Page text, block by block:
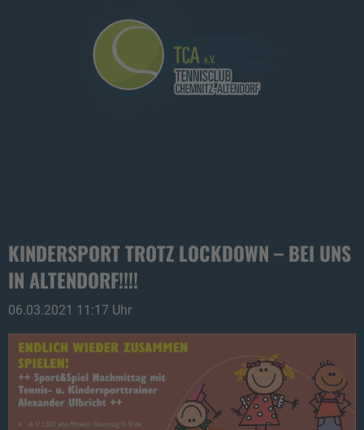
KINDERSPORT TROTZ LOCKDOWN – BEI UNS
IN ALTENDORF!!!!
06.03.2021 11:17 Uhr